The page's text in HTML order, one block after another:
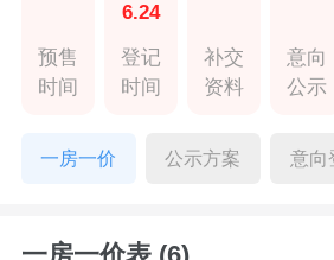
预售
时间
6.24
登记
时间
补交
资料
意向
公示
一房一价 公示方案 意向